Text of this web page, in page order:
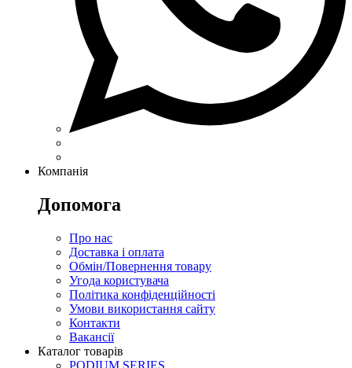
Компанія
Допомога
Про нас
Доставка і оплата
Обмін/Повернення товару
Угода користувача
Політика конфіденційності
Умови використання сайту
Контакти
Вакансії
Каталог товарів